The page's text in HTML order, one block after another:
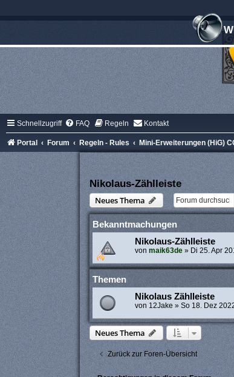
Schnellzugriff FAQ Regeln Kontakt
Portal Forum Regeln - Rules Mini-Erweiterungen (HiG)
Nikolaus-Zählleiste
Neues Thema
Bekanntmachungen
Nikolaus-Zählleiste
von maik63de» Di 25. Apr
Themen
Nikolaus Zählleiste
von 12Jake » So 18. Dez
Neues Thema
Zurück zur Foren-Übersicht